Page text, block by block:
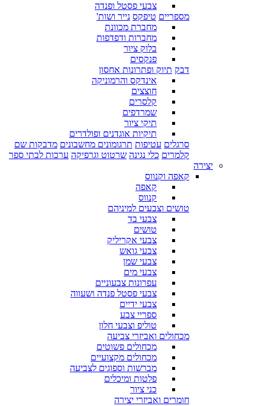
צבעי פסטל ופנדה
מספריים טיפקס נייר ושות'
מחברת מכוונת
מחברות ודפדפות
בלוק ציור
פנקסים
דבק תיוק ופתרונות אחסון
אינדקס והרמוניקה
חוצצים
קלסרים
שמרדפים
תיקי ציור
תיקיות אוגדנים ופולדרים
סרגלים עטיפות תרגומונים מחשבונים מדבקות שם
קלמרים כלי נגינה שרטוט וגרפיקה ערכות לבתי ספר
יצירה
קאפה וקנווס
קאפה
קנווס
טושים וצבעים למיניהם
צבעי בד
טושים
צבעי אקריליק
צבעי גואש
צבעי שמן
צבעי מים
עפרונות צבעוניים
צבעי פסטל פנדה ושעווה
צבעי ידיים
ספריי צבע
טוליפ וצבעי חלון
מכחולים ואביזרי צביעה
מכחולים פשוטים
מכחולים מקצועיים
מברשות וספוגים לצביעה
פלטות ומיכלים
כני ציור
חומרים ואביזרי יצירה